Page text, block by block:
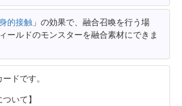
的接触 」の効果で、融合召喚を行う場
ールドのモンスターを融合素材にできま
ードです。
いて】